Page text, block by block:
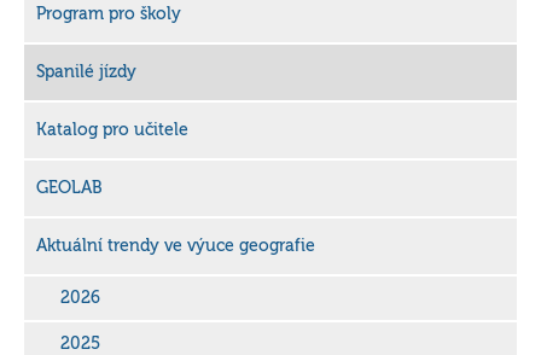
Program pro školy
Spanilé jízdy
Katalog pro učitele
GEOLAB
Aktuální trendy ve výuce geografie
2026
2025